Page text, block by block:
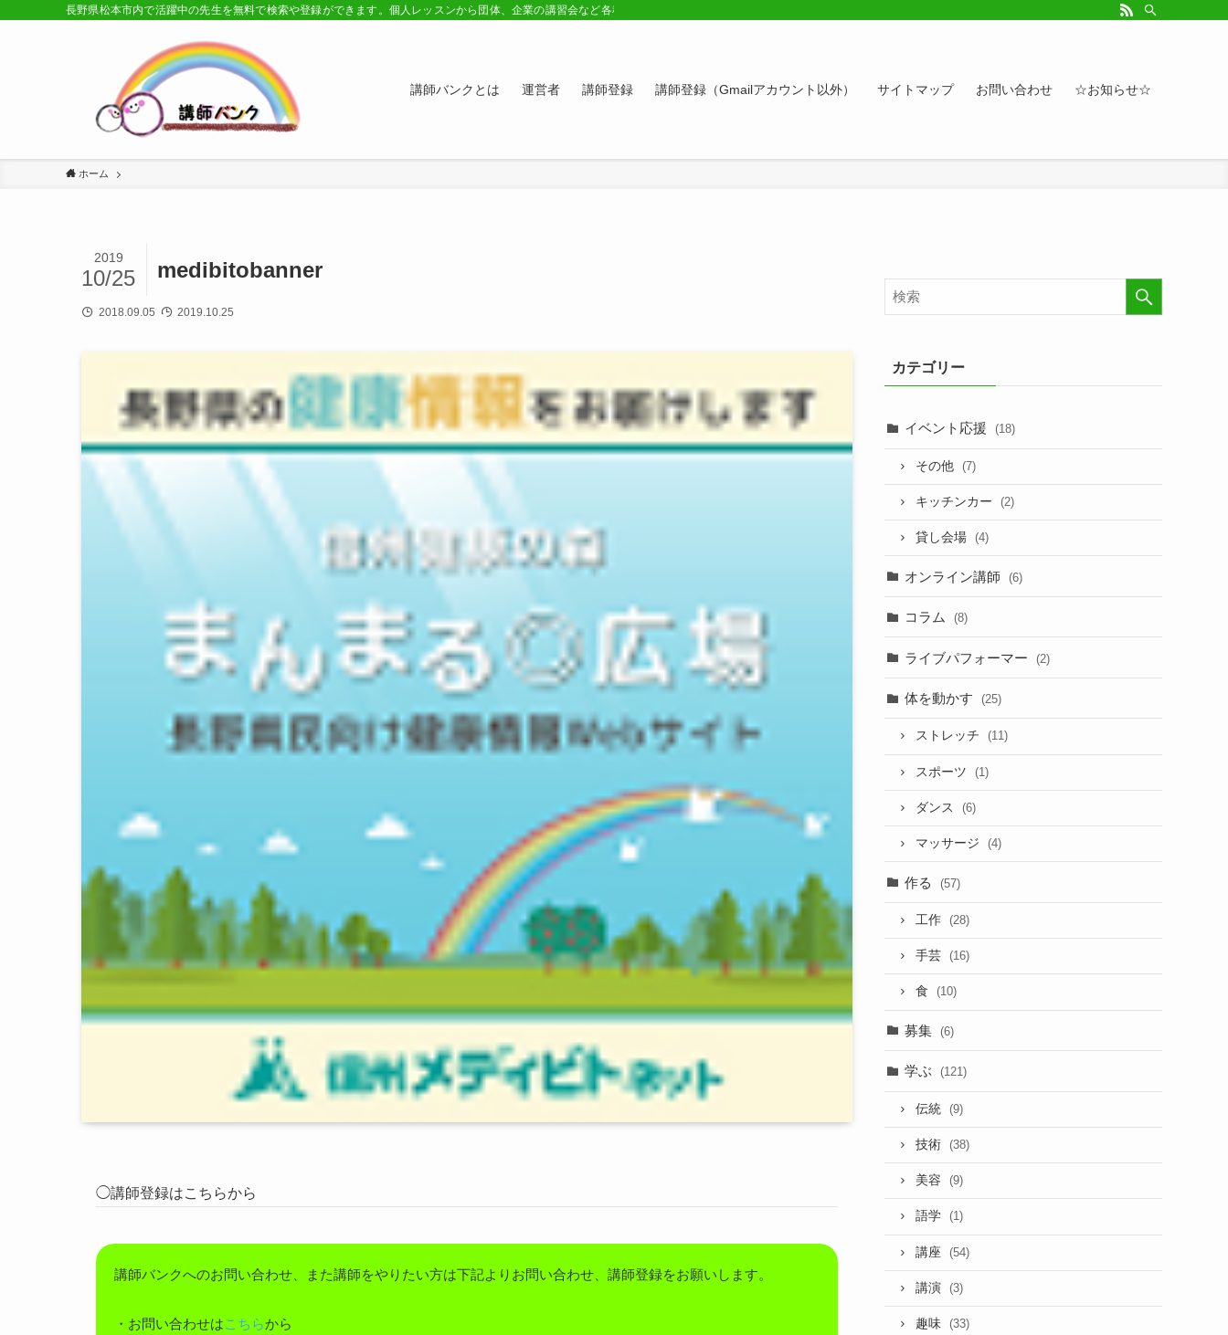
長野県松本市内で活躍中の先生を無料で検索や登録ができます。個人レッスンから団体、企業の講習会など各種講師の紹介ページ。学びたい方、スキルアップしたい方、お悩み相談など。カレンダーへのイベント情報や講座登録もど
講師バンクとは 運営者 講師登録 講師登録（Gmailアカウント以外） サイトマップ お問い合わせ ☆お知らせ☆
ホーム
medibitobanner
2019
10/25
2018.09.05 2019.10.25
◯講師登録はこちらから
講師バンクへのお問い合わせ、また講師をやりたい方は下記よりお問い合わせ、講師登録をお願いします。
・お問い合わせはこちらから
カテゴリー
イベント応援 (18)
その他 (7)
キッチンカー (2)
貸し会場 (4)
オンライン講師 (6)
コラム (8)
ライブパフォーマー (2)
体を動かす (25)
ストレッチ (11)
スポーツ (1)
ダンス (6)
マッサージ (4)
作る (57)
工作 (28)
手芸 (16)
食 (10)
募集 (6)
学ぶ (121)
伝統 (9)
技術 (38)
美容 (9)
語学 (1)
講座 (54)
講演 (3)
趣味 (33)